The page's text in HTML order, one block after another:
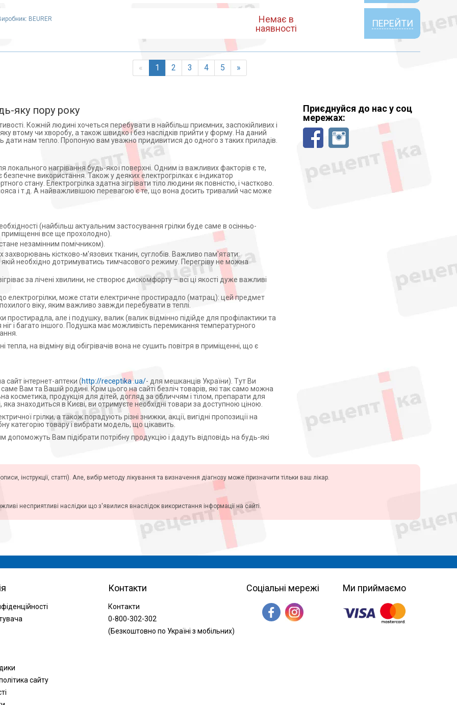
BEURER
Немає в
наявності
ПЕРЕЙТИ
« 1 2 3 4 5 »
яку пору року
Кожній людині хочеться перебувати в найбільш приємних, заспокійливих і
втому чи хворобу, а також швидко і без наслідків прийти у форму. На даний
дати нам тепло. Пропоную вам уважно придивитися до одного з таких приладів.
нагрівання будь-якої поверхні. Одним із важливих факторів є те,
використання. Також у деяких електрогрілках є індикатор
стану. Електрогрілка здатна зігрівати тіло людини як повністю, і частково.
і т.д. А найважливішою перевагою є те, що вона досить тривалий час може
(найбільш актуальним застосування грілки буде саме в осінньо-
все ще прохолодно).
незамінним помічником).
захворювань кістково-м'язових тканин, суглобів. Важливо пам'ятати:
необхідно дотримуватись тимчасового режиму. Перегріву не можна
за лічені хвилини, не створює дискомфорту – всі ці якості дуже важливі
може стати електричне простирадло (матрац): цей предмет
віку, яким важливо завжди перебувати в теплі.
але і подушку, валик (валик відмінно підійде для профілактики та
і багато іншого. Подушка має можливість перемикання температурного
на відміну від обігрівачів вона не сушить повітря в приміщенні, що є
сайт інтернет-аптеки (http://receptika .ua/- для мешканців України). Тут Ви
Вам та Вашій родині. Крім цього на сайті безліч товарів, які так само можна
косметика, продукція для дітей, догляд за обличчям і тілом, препарати для
знаходиться в Києві, ви отримуєте необхідні товари за доступною ціною.
грілки, а також порадують різні знижки, акції, вигідні пропозиції на
категорію товару і вибрати модель, що цікавить.
допоможуть Вам підібрати потрібну продукцію і дадуть відповідь на будь-які
Приєднуйся до нас у соц
мережах:
інструкції, статті). Але, вибір методу лікування та визначення діагнозу може призначити тільки ваш лікар.
несприятливі наслідки що з'явилися внаслідок використання інформації на сайті.
сайту
Контакти
Контакти
0-800-302-302
(Безкоштовно по Україні з мобільних)
Соціальні мережі Ми приймаємо